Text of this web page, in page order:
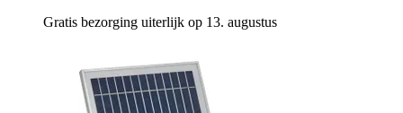
Gratis bezorging uiterlijk op 13. augustus